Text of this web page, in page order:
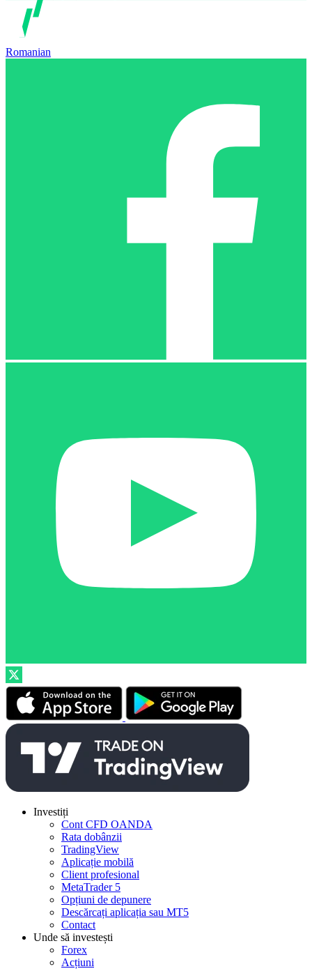
Romanian
Investiți
Cont CFD OANDA
Rata dobânzii
TradingView
Aplicație mobilă
Client profesional
MetaTrader 5
Opțiuni de depunere
Descărcați aplicația sau MT5
Contact
Unde să investești
Forex
Acțiuni